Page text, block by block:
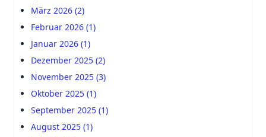
März 2026 (2)
Februar 2026 (1)
Januar 2026 (1)
Dezember 2025 (2)
November 2025 (3)
Oktober 2025 (1)
September 2025 (1)
August 2025 (1)